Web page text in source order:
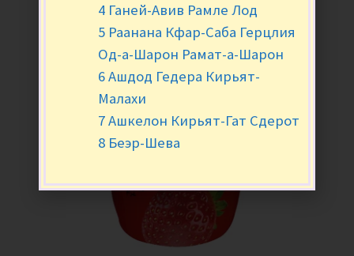
4 Ганей-Авив Рамле Лод
5 Раанана Кфар-Саба Герцлия
Од-а-Шарон Рамат-а-Шарон
6 Ашдод Гедера Кирьят-
Малахи
7 Ашкелон Кирьят-Гат Сдерот
8 Беэр-Шева